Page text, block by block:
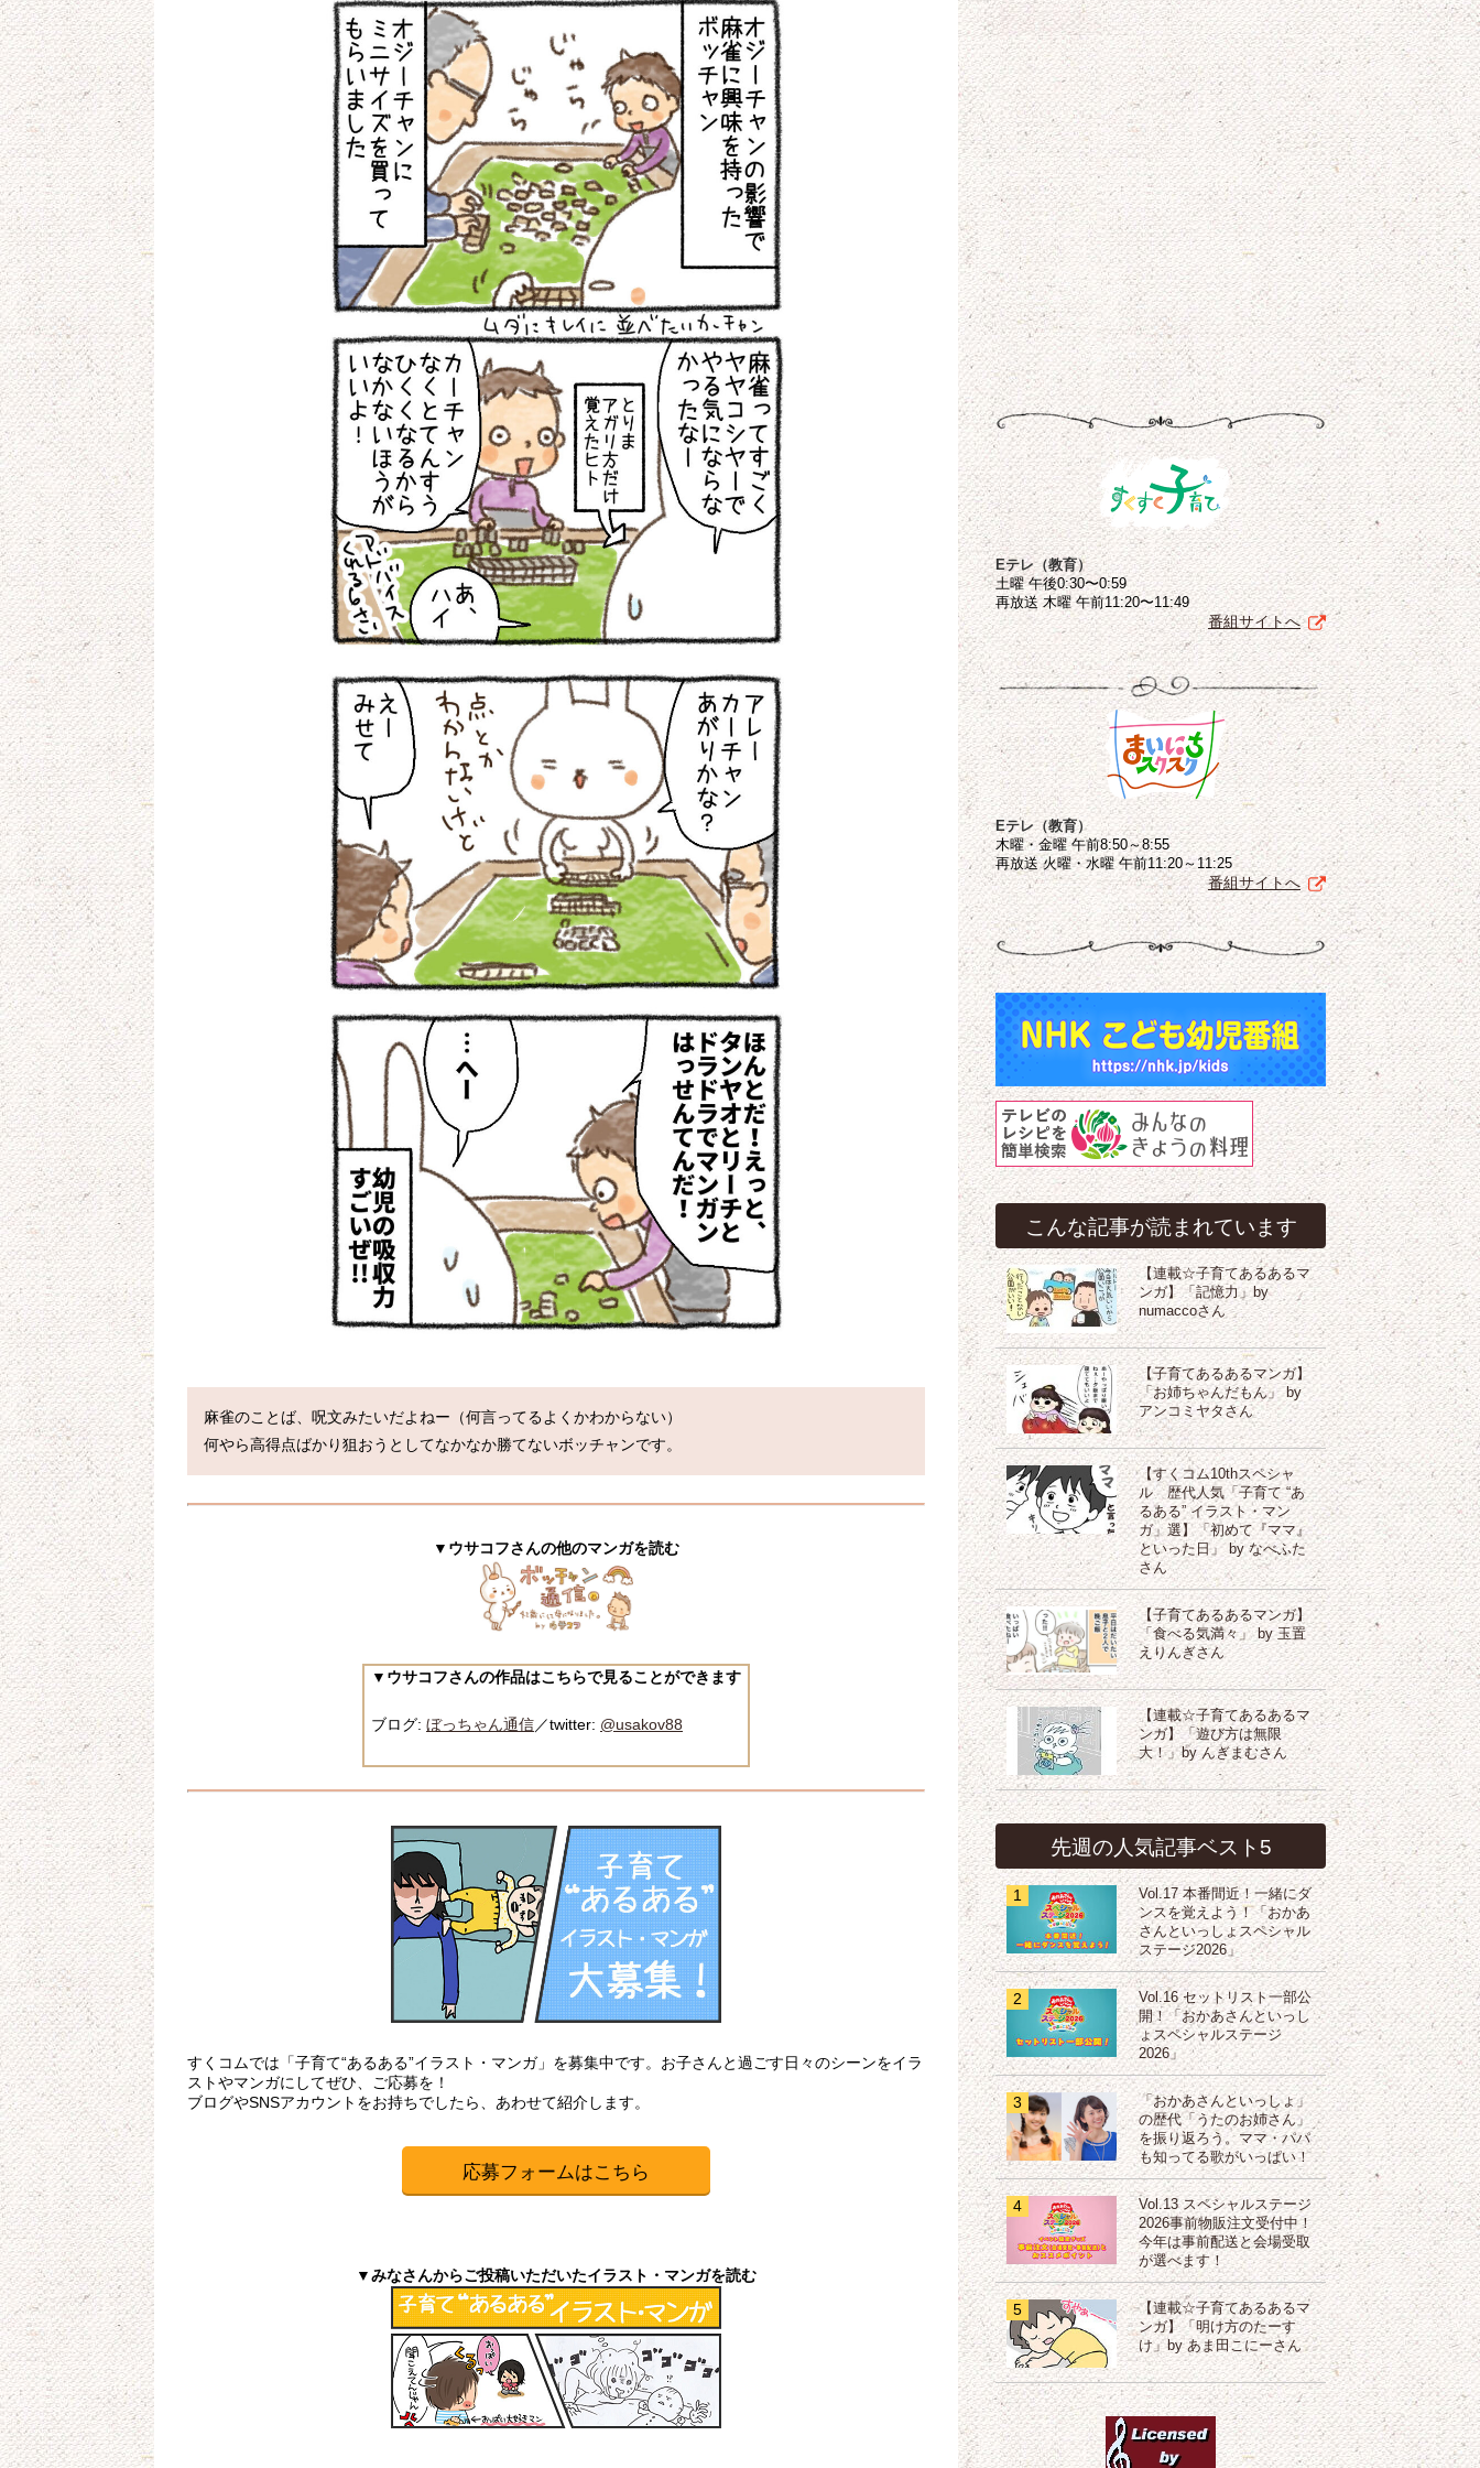
麻雀のことば、呪文みたいだよねー（何言ってるよくかわからない）
何やら高得点ばかり狙おうとしてなかなか勝てないボッチャンです。
▼ウサコフさんの他のマンガを読む
▼ウサコフさんの作品はこちらで見ることができます
ブログ: ぼっちゃん通信／twitter: @usakov88
すくコムでは「子育て“あるある”イラスト・マンガ」を募集中です。お子さんと過ごす日々のシーンをイラ
ストやマンガにしてぜひ、ご応募を！
ブログやSNSアカウントをお持ちでしたら、あわせて紹介します。
応募フォームはこちら
▼みなさんからご投稿いただいたイラスト・マンガを読む
Eテレ（教育）
土曜 午後0:30〜0:59
再放送 木曜 午前11:20〜11:49
番組サイトへ
Eテレ（教育）
木曜・金曜 午前8:50～8:55
再放送 火曜・水曜 午前11:20～11:25
番組サイトへ
こんな記事が読まれています
【連載☆子育てあるあるマ
ンガ】「記憶力」by
numaccoさん
【子育てあるあるマンガ】
「お姉ちゃんだもん」 by
アンコミヤタさん
【すくコム10thスペシャ
ル 歴代人気「子育て “あ
るある” イラスト・マン
ガ」選】「初めて『ママ』
といった日」 by なべふた
さん
【子育てあるあるマンガ】
「食べる気満々」 by 玉置
えりんぎさん
【連載☆子育てあるあるマ
ンガ】「遊び方は無限
大！」by んぎまむさん
先週の人気記事ベスト5
1
Vol.17 本番間近！一緒にダ
ンスを覚えよう！「おかあ
さんといっしょスペシャル
ステージ2026」
2
Vol.16 セットリスト一部公
開！「おかあさんといっし
ょスペシャルステージ
2026」
3
「おかあさんといっしょ」
の歴代「うたのお姉さん」
を振り返ろう。ママ・パパ
も知ってる歌がいっぱい！
4
Vol.13 スペシャルステージ
2026事前物販注文受付中！
今年は事前配送と会場受取
が選べます！
5
【連載☆子育てあるあるマ
ンガ】「明け方のたーす
け」by あま田こにーさん